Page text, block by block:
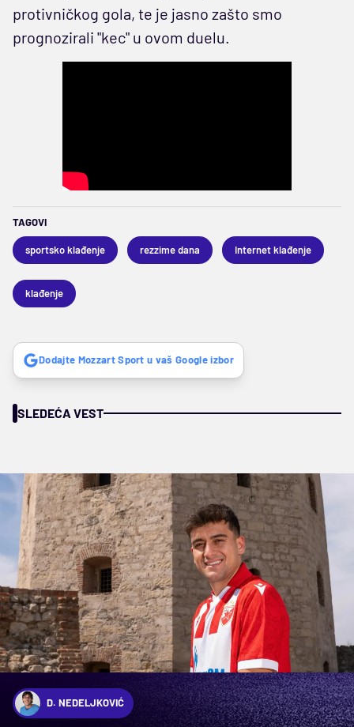
protivničkog gola, te je jasno zašto smo
prognozirali "kec" u ovom duelu.
TAGOVI
sportsko klađenje rezzime dana Internet klađenje
klađenje
Dodajte Mozzart Sport u vaš Google izbor
SLEDEĆA VEST
D. NEDELJKOVIĆ